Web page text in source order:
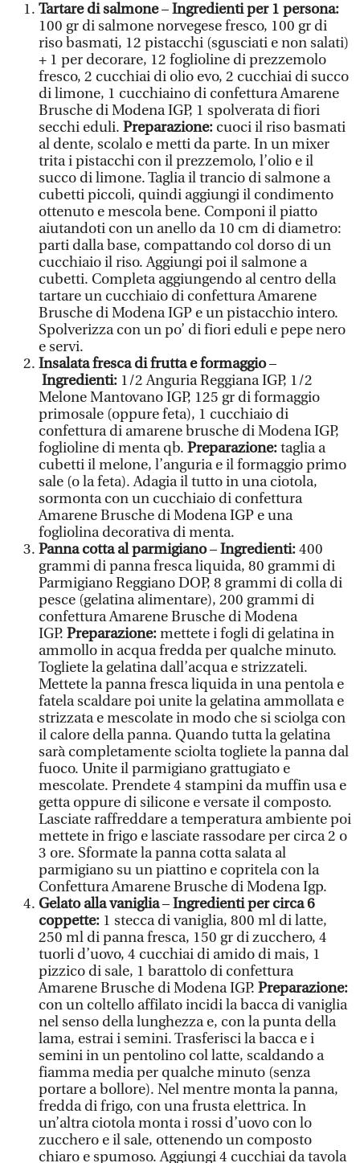
Tartare di salmone–Ingredienti per 1 persona:
100 gr di salmone norvegese fresco, 100 gr di
riso basmati, 12 pistacchi (sgusciati e non salati)
+ 1 per decorare, 12 foglioline di prezzemolo
fresco, 2 cucchiai di olio evo, 2 cucchiai di succo
di limone, 1 cucchiaino di confettura Amarene
Brusche di Modena IGP, 1 spolverata di fiori
secchi eduli. Preparazione: cuoci il riso basmati
al dente, scolalo e metti da parte. In un mixer
trita i pistacchi con il prezzemolo, l’olio e il
succo di limone. Taglia il trancio di salmone a
cubetti piccoli, quindi aggiungi il condimento
ottenuto e mescola bene. Componi il piatto
aiutandoti con un anello da 10 cm di diametro:
parti dalla base, compattando col dorso di un
cucchiaio il riso. Aggiungi poi il salmone a
cubetti. Completa aggiungendo al centro della
tartare un cucchiaio di confettura Amarene
Brusche di Modena IGP e un pistacchio intero.
Spolverizza con un po’ di fiori eduli e pepe nero
e servi.
Insalata fresca di frutta e formaggio–
Ingredienti: 1/2 Anguria Reggiana IGP, 1/2
Melone Mantovano IGP, 125 gr di formaggio
primosale (oppure feta), 1 cucchiaio di
confettura di amarene brusche di Modena IGP,
foglioline di menta qb. Preparazione:taglia a
cubetti il melone, l’anguria e il formaggio primo
sale (o la feta). Adagia il tutto in una ciotola,
sormonta con un cucchiaio di confettura
Amarene Brusche di Modena IGP e una
fogliolina decorativa di menta.
Panna cotta al parmigiano–Ingredienti:400
grammi di panna fresca liquida, 80 grammi di
Parmigiano Reggiano DOP, 8 grammi di colla di
pesce (gelatina alimentare), 200 grammi di
confettura Amarene Brusche di Modena
IGP. Preparazione:mettete i fogli di gelatina in
ammollo in acqua fredda per qualche minuto.
Togliete la gelatina dall’acqua e strizzateli.
Mettete la panna fresca liquida in una pentola e
fatela scaldare poi unite la gelatina ammollata e
strizzata e mescolate in modo che si sciolga con
il calore della panna. Quando tutta la gelatina
sarà completamente sciolta togliete la panna dal
fuoco. Unite il parmigiano grattugiato e
mescolate. Prendete 4 stampini da muffin usa e
getta oppure di silicone e versate il composto.
Lasciate raffreddare a temperatura ambiente poi
mettete in frigo e lasciate rassodare per circa 2 o
3 ore. Sformate la panna cotta salata al
parmigiano su un piattino e copritela con la
Confettura Amarene Brusche di Modena Igp.
Gelato alla vaniglia–Ingredienti per circa 6
coppette: 1 stecca di vaniglia, 800 ml di latte,
250 ml di panna fresca, 150 gr di zucchero, 4
tuorli d’uovo, 4 cucchiai di amido di mais, 1
pizzico di sale, 1 barattolo di confettura
Amarene Brusche di Modena IGP. Preparazione:
con un coltello affilato incidi la bacca di vaniglia
nel senso della lunghezza e, con la punta della
lama, estrai i semini. Trasferisci la bacca e i
semini in un pentolino col latte, scaldando a
fiamma media per qualche minuto (senza
portare a bollore). Nel mentre monta la panna,
fredda di frigo, con una frusta elettrica. In
un’altra ciotola monta i rossi d’uovo con lo
zucchero e il sale, ottenendo un composto
chiaro e spumoso. Aggiungi 4 cucchiai da tavola